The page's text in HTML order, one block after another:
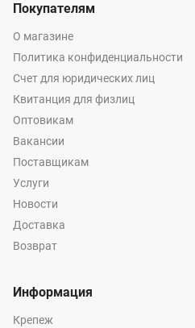
Покупателям
О магазине
Политика конфиденциальности
Счет для юридических лиц
Квитанция для физлиц
Оптовикам
Вакансии
Поставщикам
Услуги
Новости
Доставка
Возврат
Информация
Крепеж